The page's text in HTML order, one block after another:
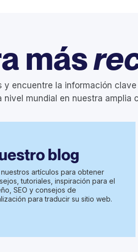
más
y encuentre la información
mundial en nuestra amplia
blog
artículos para obtener
tutoriales, inspiración para el
SEO y consejos de
para traducir su sitio web.